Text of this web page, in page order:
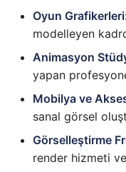
Oyun
modelleyen
Animasyon
yapan
Mobilya ve
sanal görsel
Görselleştirme
render hizmeti